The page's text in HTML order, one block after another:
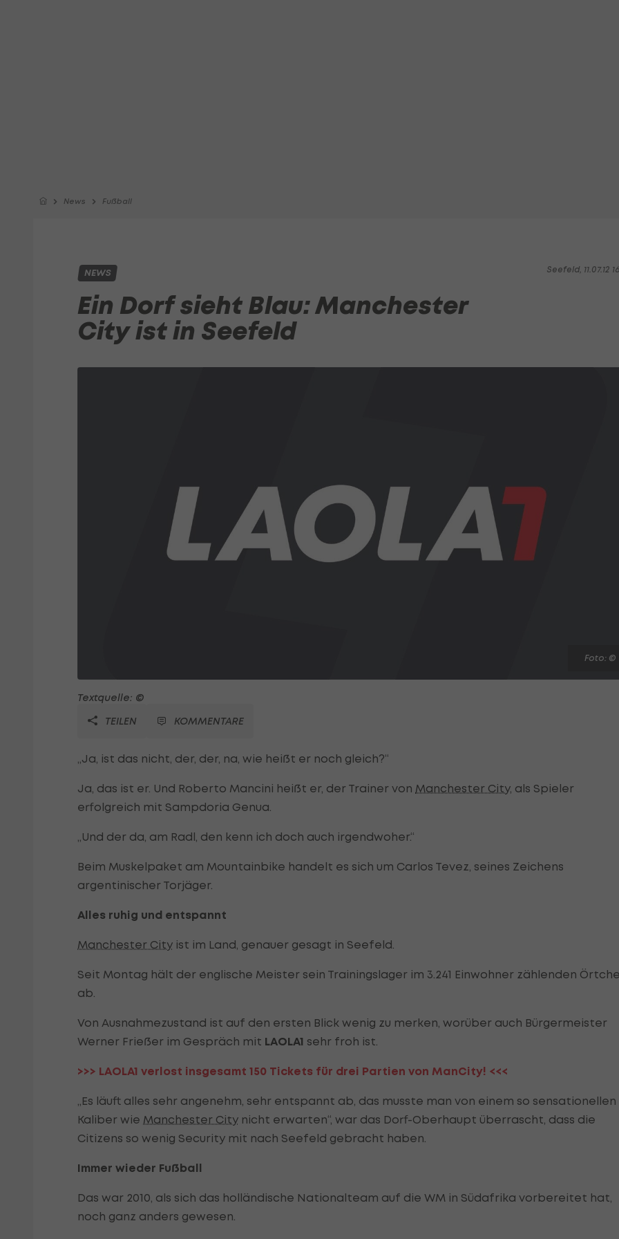
News Fußball
Seefeld, 11.07.12
NEWS
Ein Dorf sieht Blau: Manchester
City ist in Seefeld
Foto: ©
Textquelle: ©
TEILEN
KOMMENTARE
„Ja, ist das nicht, der, der, na, wie heißt er noch gleich?“
Ja, das ist er. Und Roberto Mancini heißt er, der Trainer von Manchester City, als Spieler
erfolgreich mit Sampdoria Genua.
„Und der da, am Radl, den kenn ich doch auch irgendwoher.“
Beim Muskelpaket am Mountainbike handelt es sich um Carlos Tevez, seines Zeichens
argentinischer Torjäger.
Alles ruhig und entspannt
Manchester City ist im Land, genauer gesagt in Seefeld.
Seit Montag hält der englische Meister sein Trainingslager im 3.241 Einwohner zählenden
ab.
Von Ausnahmezustand ist auf den ersten Blick wenig zu merken, worüber auch Bürgermeister
Werner Frießer im Gespräch mit LAOLA1 sehr froh ist.
>>> LAOLA1 verlost insgesamt 150 Tickets für drei Partien von ManCity! <<<
„Es läuft alles sehr angenehm, sehr entspannt ab, das musste man von einem so sensationellen
Kaliber wie Manchester City nicht erwarten“, war das Dorf-Oberhaupt überrascht, dass die
Citizens so wenig Security mit nach Seefeld gebracht haben.
Immer wieder Fußball
Das war 2010, als sich das holländische Nationalteam auf die WM in Südafrika vorbereitet hat,
noch ganz anders gewesen.